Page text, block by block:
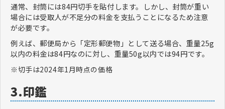
通常、封筒には84円切手を貼付します。しかし、封筒が重い
場合には受取人が不足分の料金を支払うことになるため注意
が必要です。
例えば、郵便局から「定形郵便物」として送る場合、重量25g
以内の料金は84円なのに対し、重量50g以内では94円です。
※切手は2024年1月時点の価格
3.印鑑